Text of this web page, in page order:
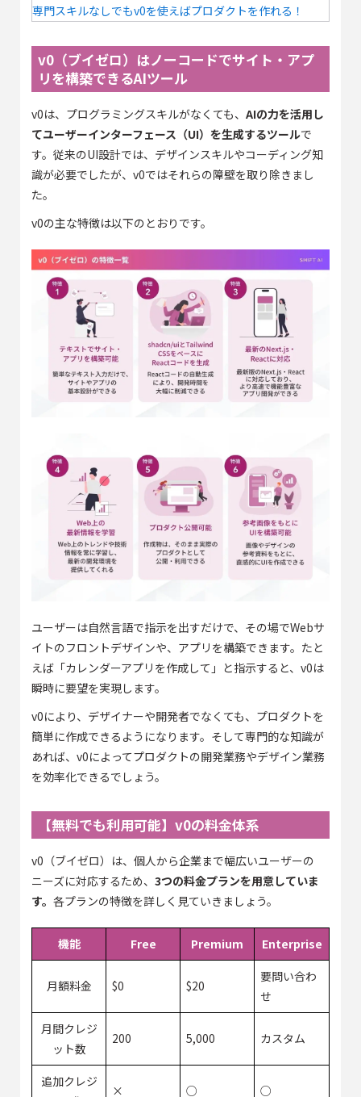
専門スキルなしでもv0を使えばプロダクトを作れる！
v0（ブイゼロ）はノーコードでサイト・アプ
リを構築できるAIツール
v0は、プログラミングスキルがなくても、 AIの力を活用し
てユーザーインターフェース（UI）を生成するツールで
す。従来のUI設計では、デザインスキルやコーディング知
識が必要でしたが、v0ではそれらの障壁を取り除きまし
た。
v0の主な特徴は以下のとおりです。
ユーザーは自然言語で指示を出すだけで、その場でWebサ
イトのフロントデザインや、アプリを構築できます。たと
えば「カレンダーアプリを作成して」と指示すると、v0は
瞬時に要望を実現します。
v0により、デザイナーや開発者でなくても、プロダクトを
簡単に作成できるようになります。そして専門的な知識が
あれば、v0によってプロダクトの開発業務やデザイン業務
を効率化できるでしょう。
【無料でも利用可能】v0の料金体系
v0（ブイゼロ）は、個人から企業まで幅広いユーザーの
ニーズに対応するため、 3つの料金プランを用意していま
す。 各プランの特徴を詳しく見ていきましょう。
機能 Free Premium Enterprise
月額料金 $0 $20
要問い合わ
せ
月間クレジ
ット数
200 5,000 カスタム
追加クレジ
× ○ ○